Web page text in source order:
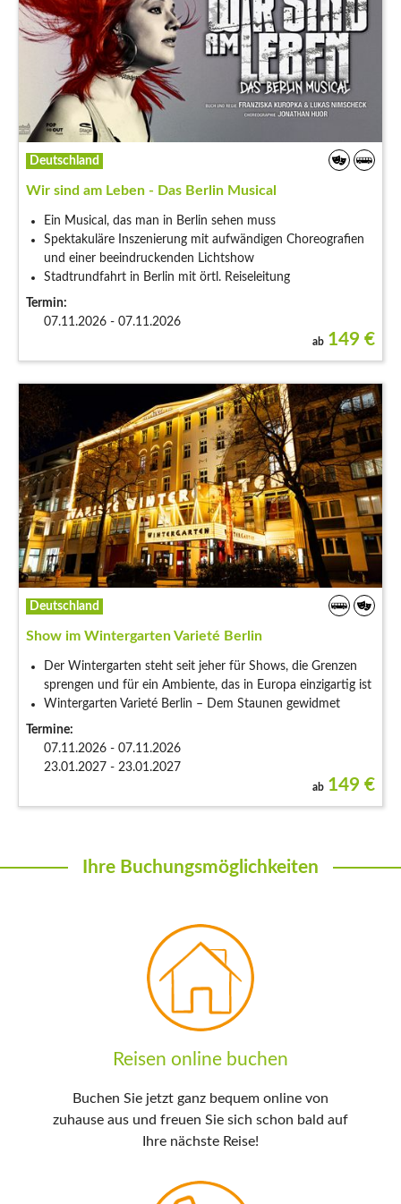
Deutschland
Wir sind am Leben - Das Berlin Musical
Ein Musical, das man in Berlin sehen muss
Spektakuläre Inszenierung mit aufwändigen Choreografien
und einer beeindruckenden Lichtshow
Stadtrundfahrt in Berlin mit örtl. Reiseleitung
Termin:
07.11.2026 - 07.11.2026
ab 149 €
Deutschland
Show im Wintergarten Varieté Berlin
Der Wintergarten steht seit jeher für Shows, die Grenzen
sprengen und für ein Ambiente, das in Europa einzigartig ist
Wintergarten Varieté Berlin – Dem Staunen gewidmet
Termine:
07.11.2026 - 07.11.2026
23.01.2027 - 23.01.2027
ab 149 €
Ihre Buchungsmöglichkeiten
Reisen online buchen
Buchen Sie jetzt ganz bequem online von
zuhause aus und freuen Sie sich schon bald auf
Ihre nächste Reise!